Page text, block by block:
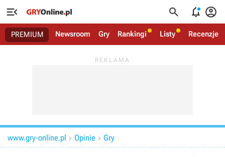
   
PREMIUM Newsroom Gry Rankingi Listy Recenzje
www.gry-online.pl  Opinie  Gry